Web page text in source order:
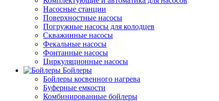
Насосные станции
Поверхностные насосы
Погружные насосы для колодцев
Скважинные насосы
Фекальные насосы
Фонтанные насосы
Циркуляционные насосы
Бойлеры
Бойлеры косвенного нагрева
Буферные емкости
Комбинированные бойлеры